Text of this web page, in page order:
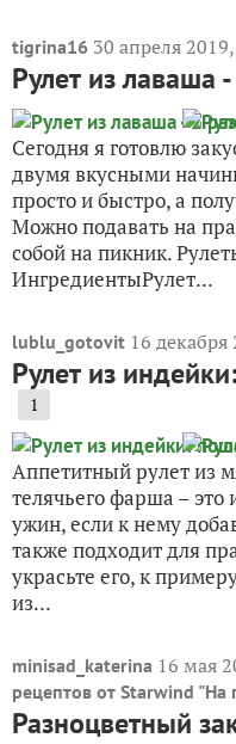
tigrina16 30 апреля
Рулет из лаваша
Сегодня я готовлю
двумя вкусными
просто и быстро, а
Можно подавать на
собой на пикник.
ИнгредиентыРулет...
lublu_gotovit 16 декабря
Рулет из
1
Аппетитный рулет из
телячьего фарша – это
ужин, если к нему
также подходит для
украсьте его, к
из...
minisad_katerina 16 мая
рецептов от Starwind "На
Разноцветный